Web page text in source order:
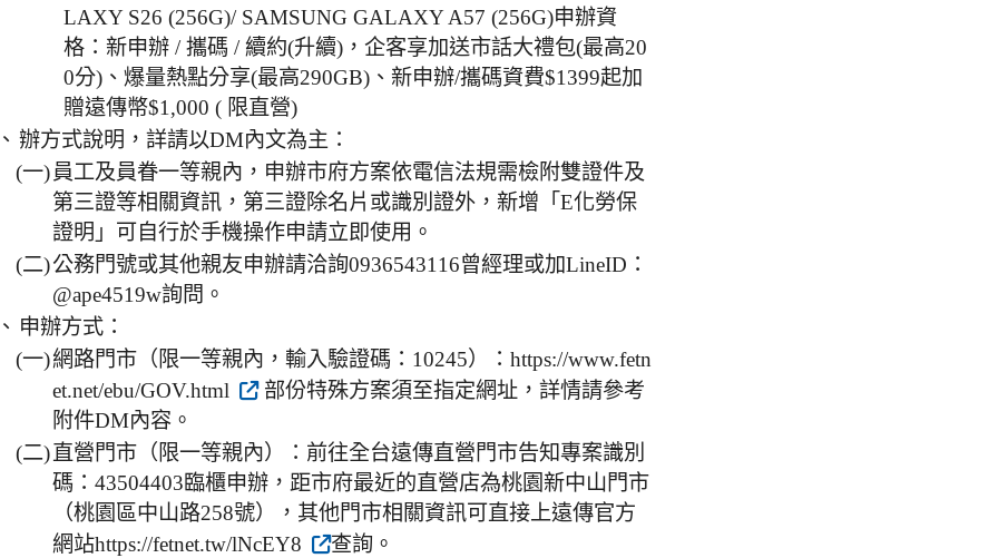
LAXY S26 (256G)/ SAMSUNG GALAXY A57 (256G)申辦資
格：新申辦 / 攜碼 / 續約(升續)，企客享加送市話大禮包(最高20
0分)、爆量熱點分享(最高290GB)、新申辦/攜碼資費$1399起加
贈遠傳幣$1,000 ( 限直營)
辦方式說明，詳請以DM內文為主：
(一) 員工及員眷一等親內，申辦市府方案依電信法規需檢附雙證件及
第三證等相關資訊，第三證除名片或識別證外，新增「E化勞保
證明」可自行於手機操作申請立即使用。
(二)公務門號或其他親友申辦請洽詢0936543116曾經理或加LineID：
@ape4519w詢問。
申辦方式：
(一)網路門市（限一等親內，輸入驗證碼：10245）：https://www.fetn
et.net/ebu/GOV.html
部份特殊方案須至指定網址，詳情請參考
附件DM內容。
(二)直營門市（限一等親內）：前往全台遠傳直營門市告知專案識別
碼：43504403臨櫃申辦，距市府最近的直營店為桃園新中山門市
（桃園區中山路258號），其他門市相關資訊可直接上遠傳官方
網站https://fetnet.tw/lNcEY8
查詢。